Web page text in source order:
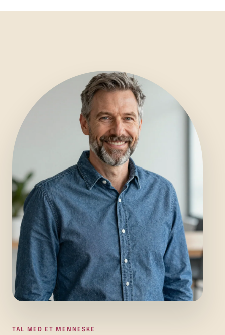
TAL MED ET MENNESKE